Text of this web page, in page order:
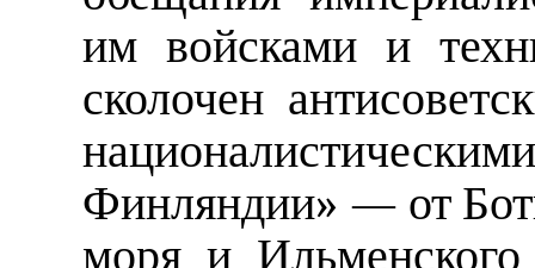
им войсками и
сколочен
Финляндии» — от
моря и